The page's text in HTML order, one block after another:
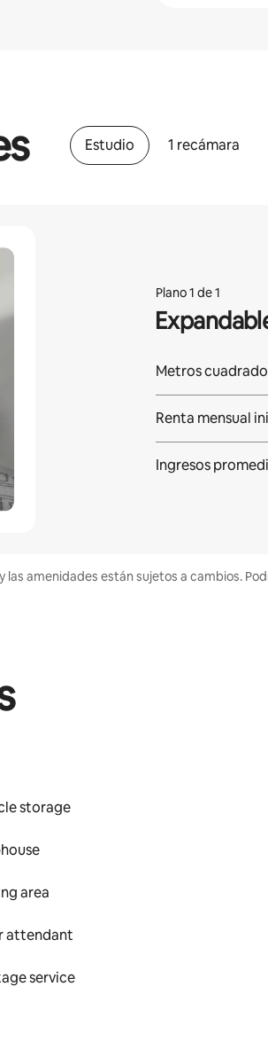
Estudio 1 recámara
Plano 1 de 1
Metros
Renta mensual
Ingresos
amenidades están sujetos a cambios.
storage
area
attendant
service